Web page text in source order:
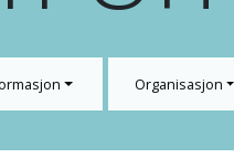
Organisasjon